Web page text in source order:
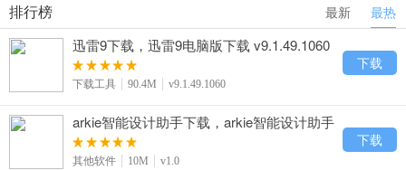
最新 最热
排行榜
迅雷9下载，迅雷9电脑版下载 v9.1.49.1060
下载工具 90.4M v9.1.49.1060
下载
arkie智能设计助手下载，arkie智能设计助手
官方免费下载 v1.0
其他软件 10M v1.0
下载